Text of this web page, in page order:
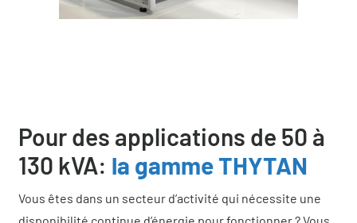
Pour des applications de 50 à
130 kVA: la gamme THYTAN
Vous êtes dans un secteur d’activité qui nécessite une